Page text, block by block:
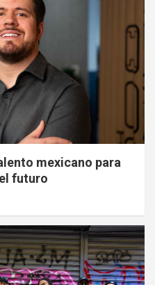
mexicano para
futuro